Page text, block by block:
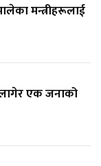
मन्त्रीहरूलाई
लागेर एक जनाको